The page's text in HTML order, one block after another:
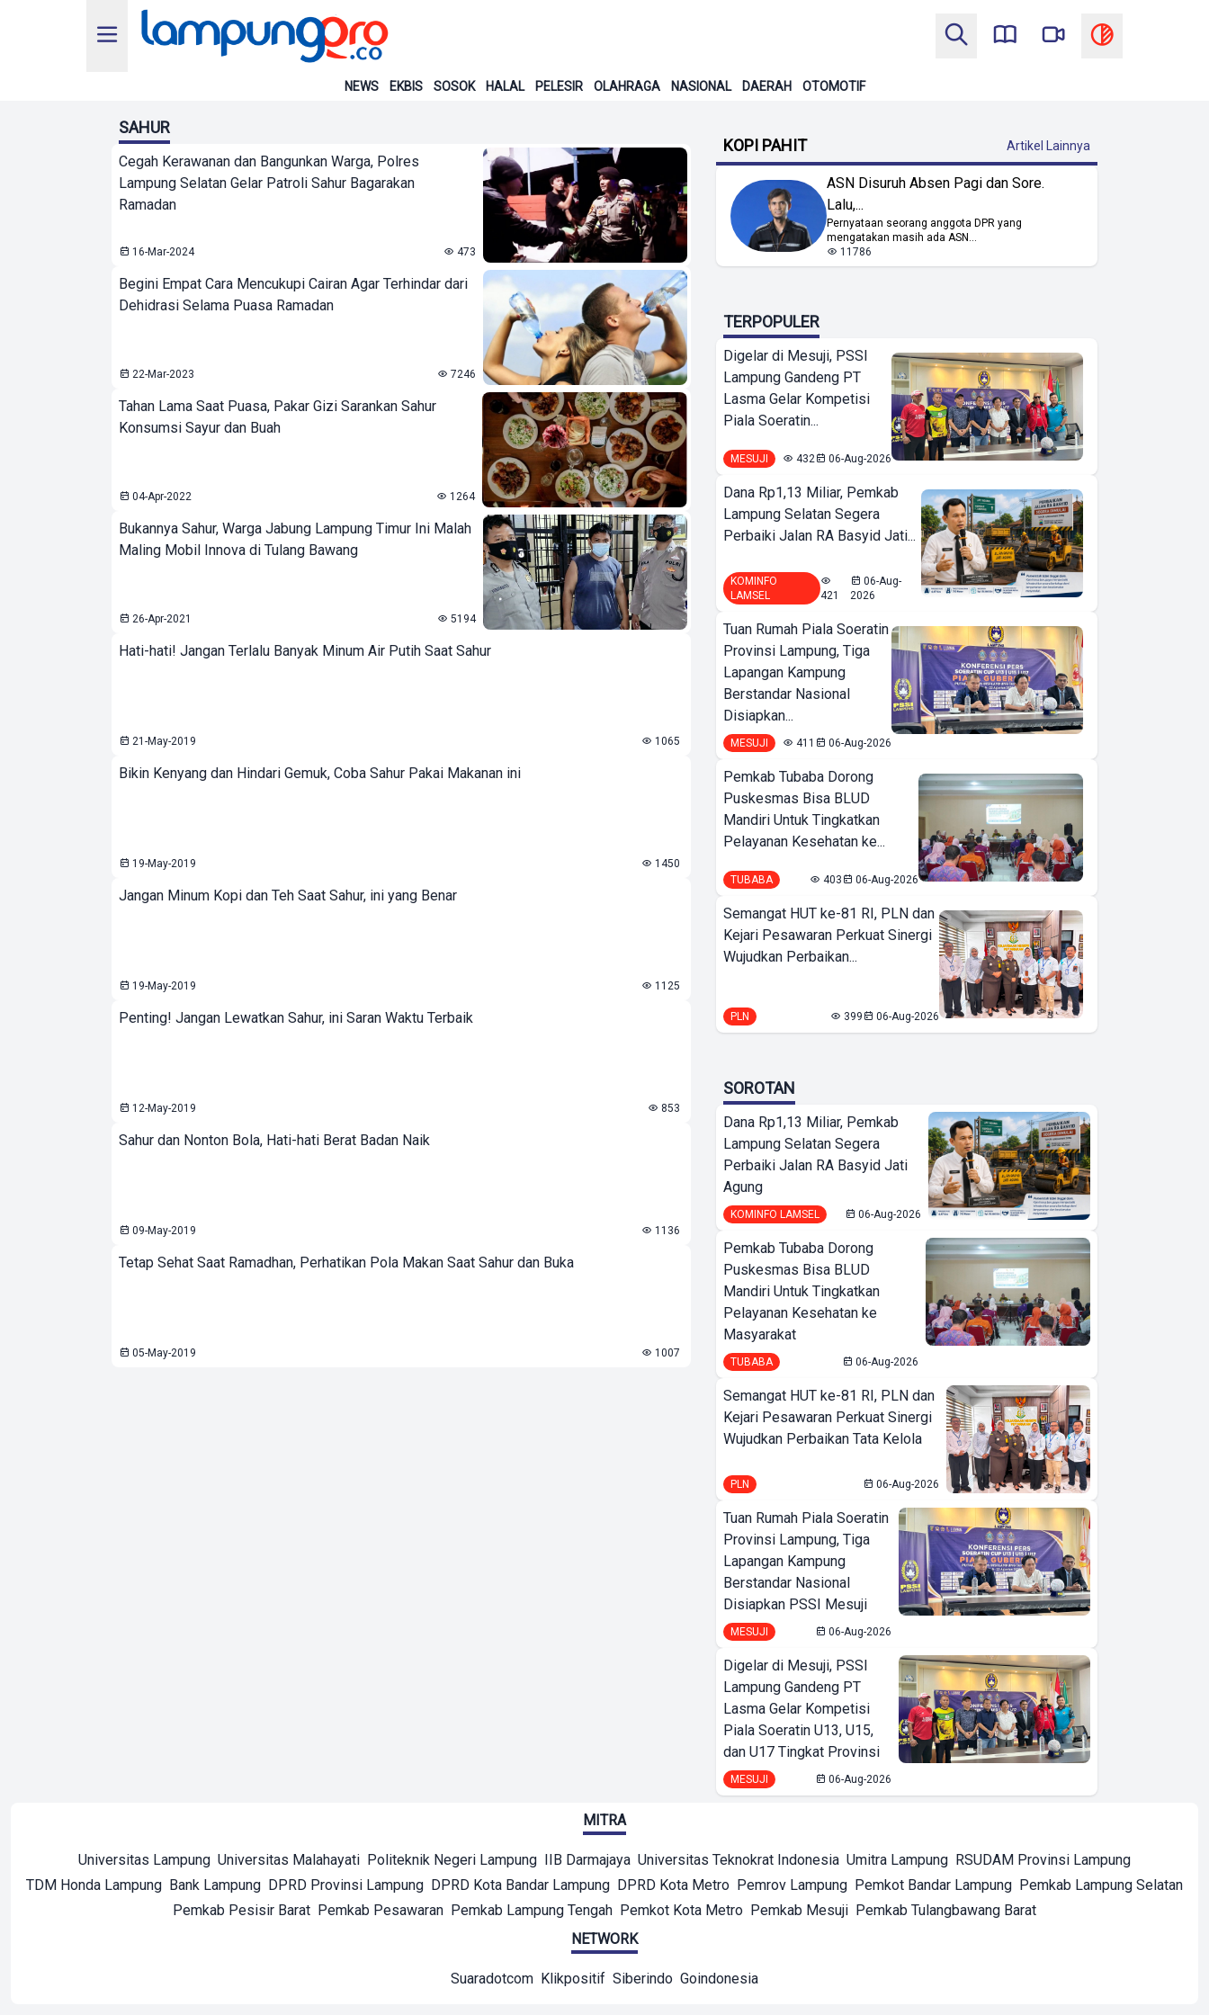
NEWS EKBIS SOSOK HALAL PELESIR OLAHRAGA NASIONAL DAERAH OTOMOTIF
SAHUR
Cegah Kerawanan dan Bangunkan Warga, Polres
Lampung Selatan Gelar Patroli Sahur Bagarakan
Ramadan
16-Mar-2024 473
Begini Empat Cara Mencukupi Cairan Agar Terhindar dari
Dehidrasi Selama Puasa Ramadan
22-Mar-2023 7246
Tahan Lama Saat Puasa, Pakar Gizi Sarankan Sahur
Konsumsi Sayur dan Buah
04-Apr-2022 1264
Bukannya Sahur, Warga Jabung Lampung Timur Ini Malah
Maling Mobil Innova di Tulang Bawang
26-Apr-2021 5194
Hati-hati! Jangan Terlalu Banyak Minum Air Putih Saat Sahur
21-May-2019 1065
Bikin Kenyang dan Hindari Gemuk, Coba Sahur Pakai Makanan ini
19-May-2019 1450
Jangan Minum Kopi dan Teh Saat Sahur, ini yang Benar
19-May-2019 1125
Penting! Jangan Lewatkan Sahur, ini Saran Waktu Terbaik
12-May-2019 853
Sahur dan Nonton Bola, Hati-hati Berat Badan Naik
09-May-2019 1136
Tetap Sehat Saat Ramadhan, Perhatikan Pola Makan Saat Sahur dan Buka
05-May-2019 1007
KOPI PAHIT Artikel Lainnya
ASN Disuruh Absen Pagi dan Sore.
Lalu,...
Pernyataan seorang anggota DPR yang
mengatakan masih ada ASN...
11786
TERPOPULER
Digelar di Mesuji, PSSI
Lampung Gandeng PT
Lasma Gelar Kompetisi
Piala Soeratin...
MESUJI 432 06-Aug-2026
Dana Rp1,13 Miliar, Pemkab
Lampung Selatan Segera
Perbaiki Jalan RA Basyid Jati...
KOMINFO
LAMSEL
421
06-Aug-
2026
Tuan Rumah Piala Soeratin
Provinsi Lampung, Tiga
Lapangan Kampung
Berstandar Nasional
Disiapkan...
MESUJI 411 06-Aug-2026
Pemkab Tubaba Dorong
Puskesmas Bisa BLUD
Mandiri Untuk Tingkatkan
Pelayanan Kesehatan ke...
TUBABA 403 06-Aug-2026
Semangat HUT ke-81 RI, PLN dan
Kejari Pesawaran Perkuat Sinergi
Wujudkan Perbaikan...
PLN 399 06-Aug-2026
SOROTAN
Dana Rp1,13 Miliar, Pemkab
Lampung Selatan Segera
Perbaiki Jalan RA Basyid Jati
Agung
KOMINFO LAMSEL 06-Aug-2026
Pemkab Tubaba Dorong
Puskesmas Bisa BLUD
Mandiri Untuk Tingkatkan
Pelayanan Kesehatan ke
Masyarakat
TUBABA 06-Aug-2026
Semangat HUT ke-81 RI, PLN dan
Kejari Pesawaran Perkuat Sinergi
Wujudkan Perbaikan Tata Kelola
PLN 06-Aug-2026
Tuan Rumah Piala Soeratin
Provinsi Lampung, Tiga
Lapangan Kampung
Berstandar Nasional
Disiapkan PSSI Mesuji
MESUJI 06-Aug-2026
Digelar di Mesuji, PSSI
Lampung Gandeng PT
Lasma Gelar Kompetisi
Piala Soeratin U13, U15,
dan U17 Tingkat Provinsi
MESUJI 06-Aug-2026
MITRA
Universitas Lampung Universitas Malahayati Politeknik Negeri Lampung IIB Darmajaya Universitas Teknokrat Indonesia Umitra Lampung RSUDAM Provinsi Lampung
TDM Honda Lampung Bank Lampung DPRD Provinsi Lampung DPRD Kota Bandar Lampung DPRD Kota Metro Pemrov Lampung Pemkot Bandar Lampung Pemkab Lampung Selatan
Pemkab Pesisir Barat Pemkab Pesawaran Pemkab Lampung Tengah Pemkot Kota Metro Pemkab Mesuji Pemkab Tulangbawang Barat
NETWORK
Suaradotcom Klikpositif Siberindo Goindonesia